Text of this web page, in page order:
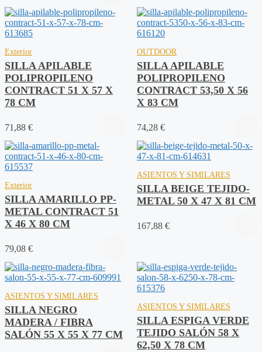
Exterior
SILLA APILABLE
POLIPROPILENO
CONTRACT 51 X 57 X
78 CM
71,88 €
OUTDOOR
SILLA APILABLE
POLIPROPILENO
CONTRACT 53,50 X 56
X 83 CM
74,28 €
Exterior
SILLA AMARILLO PP-
METAL CONTRACT 51
X 46 X 80 CM
79,08 €
ASIENTOS Y SIMILARES
SILLA BEIGE TEJIDO-
METAL 50 X 47 X 81 CM
167,88 €
ASIENTOS Y SIMILARES
SILLA NEGRO
MADERA / FIBRA
SALÓN 55 X 55 X 77 CM
ASIENTOS Y SIMILARES
SILLA ESPIGA VERDE
TEJIDO SALÓN 58 X
62,50 X 78 CM